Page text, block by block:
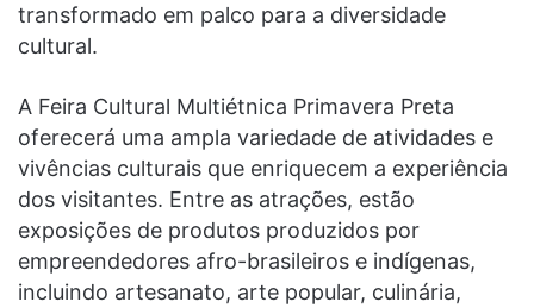
transformado em palco para a diversidade
cultural.
A Feira Cultural Multiétnica Primavera Preta
oferecerá uma ampla variedade de atividades e
vivências culturais que enriquecem a experiência
dos visitantes. Entre as atrações, estão
exposições de produtos produzidos por
empreendedores afro-brasileiros e indígenas,
incluindo artesanato, arte popular, culinária,